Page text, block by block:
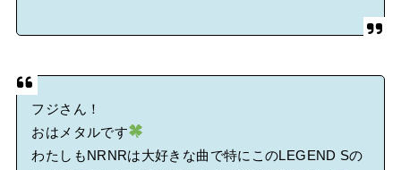
フジさん！
おはメタルです
わたしもNRNRは大好きな曲で特にこのLEGEND Sの